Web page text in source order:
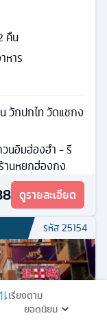
เรียงตาม
คืน
หาร
วักปกไท วัดแชกง
นอิมฮ่องฮำ - รี
านหยกฮ่องกง
ดูรายละเอียด
รหัส25154